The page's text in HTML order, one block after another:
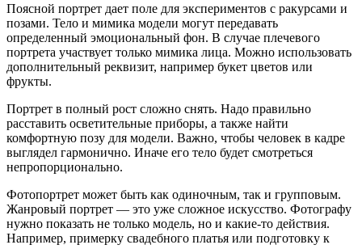
Поясной портрет дает поле для экспериментов с ракурсами и
позами. Тело и мимика модели могут передавать
определенный эмоциональный фон. В случае плечевого
портрета участвует только мимика лица. Можно использовать
дополнительный реквизит, например букет цветов или
фрукты.
Портрет в полный рост сложно снять. Надо правильно
расставить осветительные приборы, а также найти
комфортную позу для модели. Важно, чтобы человек в кадре
выглядел гармонично. Иначе его тело будет смотреться
непропорционально.
Фотопортрет может быть как одиночным, так и групповым.
Жанровый портрет — это уже сложное искусство. Фотографу
нужно показать не только модель, но и какие-то действия.
Например, примерку свадебного платья или подготовку к